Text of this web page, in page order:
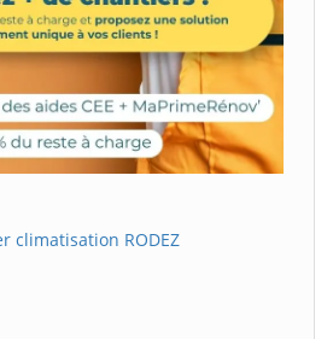
climatisation RODEZ